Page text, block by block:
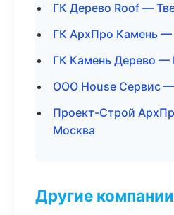
ГК Дерево Roof —
ГК АрхПро Камень —
ГК Камень Дерево —
ООО House Сервис
Проект-Строй
Москва
Другие компании